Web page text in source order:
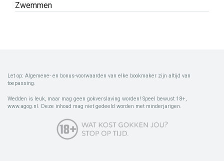
Zwemmen
Let op: Algemene- en bonus-voorwaarden van elke bookmaker zijn altijd van
toepassing.
Wedden is leuk, maar mag geen gokverslaving worden! Speel bewust 18+,
www.agog.nl. Deze inhoud mag niet gedeeld worden met minderjarigen.